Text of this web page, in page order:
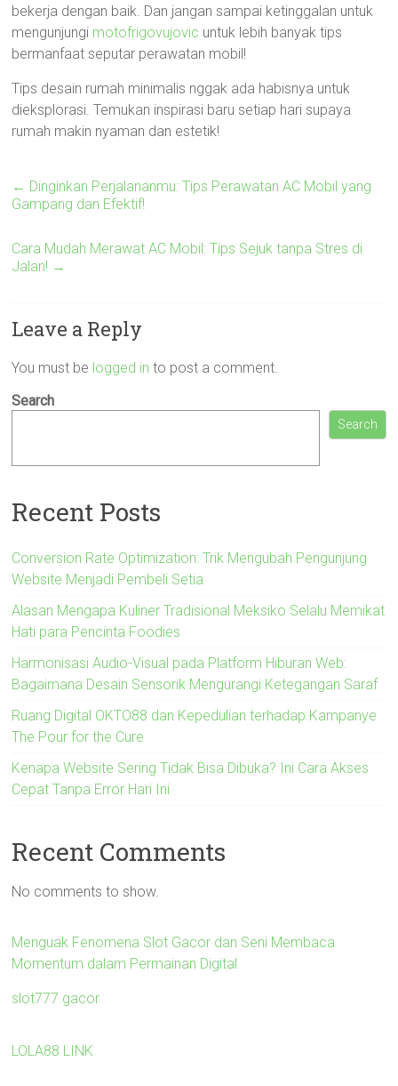
bekerja dengan baik. Dan jangan sampai ketinggalan untuk
mengunjungi motofrigovujovic untuk lebih banyak tips
bermanfaat seputar perawatan mobil!
Tips desain rumah minimalis nggak ada habisnya untuk
dieksplorasi. Temukan inspirasi baru setiap hari supaya
rumah makin nyaman dan estetik!
← Dinginkan Perjalananmu: Tips Perawatan AC Mobil yang
Gampang dan Efektif!
Cara Mudah Merawat AC Mobil: Tips Sejuk tanpa Stres di
Jalan! →
Leave a Reply
You must be logged in to post a comment.
Search
Search
Recent Posts
Conversion Rate Optimization: Trik Mengubah Pengunjung
Website Menjadi Pembeli Setia
Alasan Mengapa Kuliner Tradisional Meksiko Selalu Memikat
Hati para Pencinta Foodies
Harmonisasi Audio-Visual pada Platform Hiburan Web:
Bagaimana Desain Sensorik Mengurangi Ketegangan Saraf
Ruang Digital OKTO88 dan Kepedulian terhadap Kampanye
The Pour for the Cure
Kenapa Website Sering Tidak Bisa Dibuka? Ini Cara Akses
Cepat Tanpa Error Hari Ini
Recent Comments
No comments to show.
Menguak Fenomena Slot Gacor dan Seni Membaca
Momentum dalam Permainan Digital
slot777 gacor
LOLA88 LINK